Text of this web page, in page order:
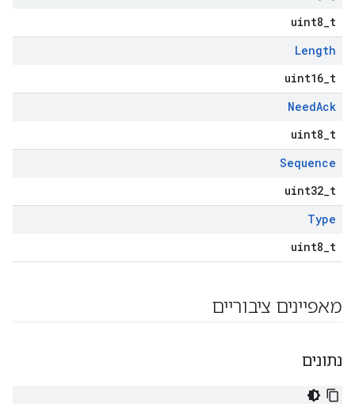
uint8_t
Length
uint16_t
NeedAck
uint8_t
Sequence
uint32_t
Type
uint8_t
מאפיינים ציבוריים
נתונים